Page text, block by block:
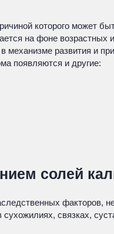
которого может
на фоне
развития и
появляются и другие:
солей
факторов,
связках,